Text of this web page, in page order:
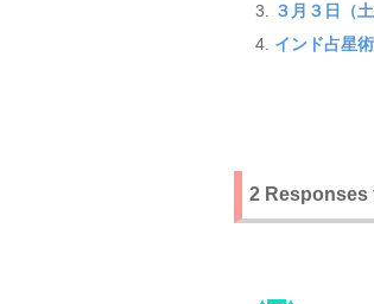
３月３日（
インド占星
2 Responses